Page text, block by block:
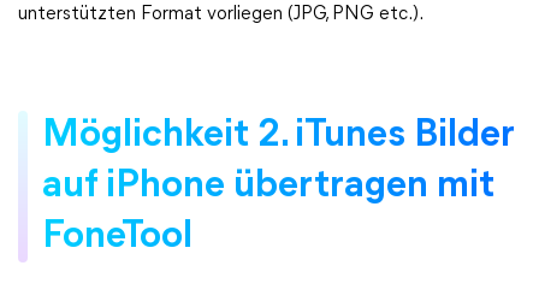
unterstützten Format vorliegen (JPG, PNG etc.).
Möglichkeit 2. iTunes Bilder
auf iPhone übertragen mit
FoneTool